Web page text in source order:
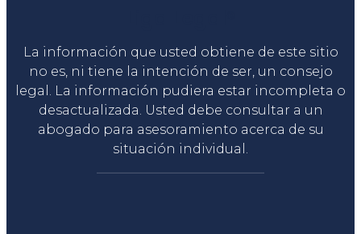
La información que usted obtiene de este sitio
no es, ni tiene la intención de ser, un consejo
legal. La información pudiera estar incompleta o
desactualizada. Usted debe consultar a un
abogado para asesoramiento acerca de su
situación individual.